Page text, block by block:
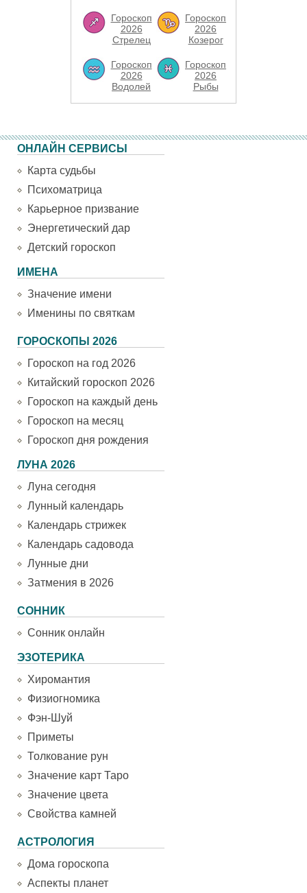
Гороскоп
2026
Стрелец
Гороскоп
2026
Козерог
Гороскоп
2026
Водолей
Гороскоп
2026
Рыбы
ОНЛАЙН СЕРВИСЫ
Карта судьбы
Психоматрица
Карьерное призвание
Энергетический дар
Детский гороскоп
ИМЕНА
Значение имени
Именины по святкам
ГОРОСКОПЫ 2026
Гороскоп на год 2026
Китайский гороскоп 2026
Гороскоп на каждый день
Гороскоп на месяц
Гороскоп дня рождения
ЛУНА 2026
Луна сегодня
Лунный календарь
Календарь стрижек
Календарь садовода
Лунные дни
Затмения в 2026
СОННИК
Сонник онлайн
ЭЗОТЕРИКА
Хиромантия
Физиогномика
Фэн-Шуй
Приметы
Толкование рун
Значение карт Таро
Значение цвета
Свойства камней
АСТРОЛОГИЯ
Дома гороскопа
Аспекты планет